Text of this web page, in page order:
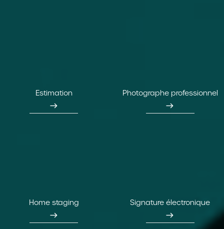
Estimation
east
Photographe professionnel
east
Home staging
east
Signature électronique
east